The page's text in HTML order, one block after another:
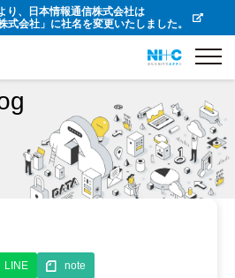
り、日本情報通信株式会社は
式会社」に社名を変更いたしました。
LINE note